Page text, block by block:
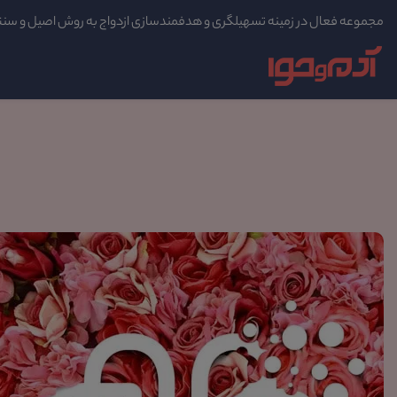
مجموعه فعال در زمینه تسهیلگری و هدفمندسازی ازدواج به روش اصیل و